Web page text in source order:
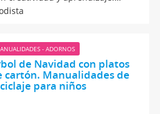
y educativas para
el mes de diciembre.
- ADORNOS
de Navidad con platos
cartón. Manualidades de
para niños